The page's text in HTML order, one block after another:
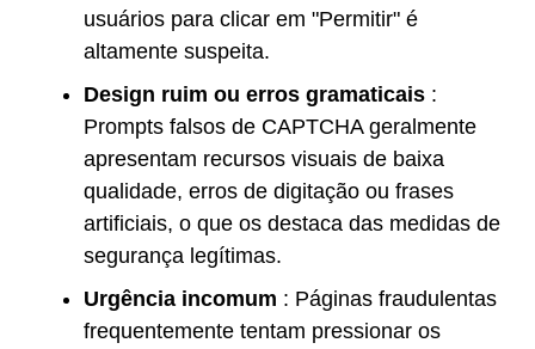
usuários para clicar em "Permitir" é
altamente suspeita.
Design ruim ou erros gramaticais :
Prompts falsos de CAPTCHA geralmente
apresentam recursos visuais de baixa
qualidade, erros de digitação ou frases
artificiais, o que os destaca das medidas de
segurança legítimas.
Urgência incomum : Páginas fraudulentas
frequentemente tentam pressionar os